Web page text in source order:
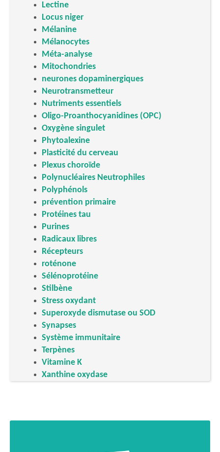
Lectine
Locus niger
Mélanine
Mélanocytes
Méta-analyse
Mitochondries
neurones dopaminergiques
Neurotransmetteur
Nutriments essentiels
Oligo-Proanthocyanidines (OPC)
Oxygène singulet
Phytoalexine
Plasticité du cerveau
Plexus choroïde
Polynucléaires Neutrophiles
Polyphénols
prévention primaire
Protéines tau
Purines
Radicaux libres
Récepteurs
roténone
Sélénoprotéine
Stilbène
Stress oxydant
Superoxyde dismutase ou SOD
Synapses
Système immunitaire
Terpènes
Vitamine K
Xanthine oxydase